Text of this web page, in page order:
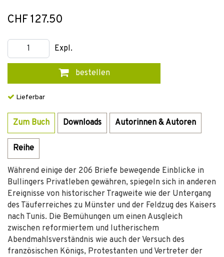
CHF 127.50
Expl.
bestellen
Lieferbar
Zum Buch Downloads Autorinnen & Autoren
Reihe
Während einige der 206 Briefe bewegende Einblicke in
Bullingers Privatleben gewähren, spiegeln sich in anderen
Ereignisse von historischer Tragweite wie der Untergang
des Täuferreiches zu Münster und der Feldzug des Kaisers
nach Tunis. Die Bemühungen um einen Ausgleich
zwischen reformiertem und lutherischem
Abendmahlsverständnis wie auch der Versuch des
französischen Königs, Protestanten und Vertreter der